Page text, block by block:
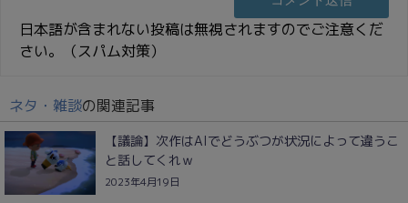
日本語が含まれない投稿は無視されますのでご注意くだ
さい。（スパム対策）
ネタ・雑談の関連記事
【議論】次作はAIでどうぶつが状況によって違うこ
と話してくれｗ
2023年4月19日